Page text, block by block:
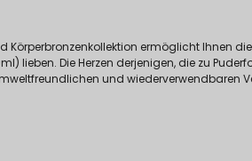
ermöglicht Ihnen
lieben. Die Herzen derjenigen, die zu
und wiederverwendbaren